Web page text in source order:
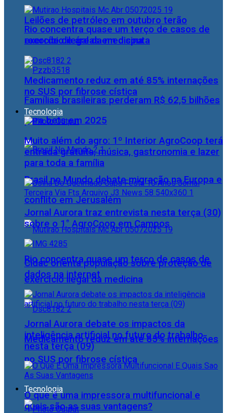
Leilões de petróleo em outubro terão
recorde de áreas em disputa
Famílias brasileiras perderam R$ 62,5 bilhões
para bets em 2025
Brasil no Mundo debate migração na Europa e
conflito em Jerusalém
Rio concentra quase um terço de casos de
exercício ilegal da medicina
Medicamento reduz em até 85% internações
no SUS por fibrose cística
Tecnologia
Rio concentra quase um terço de casos de
exercício ilegal da medicina
Medicamento reduz em até 85% internações
no SUS por fibrose cística
Tecnologia
Muito além do agro: 1º Interior AgroCoop terá
entrada gratuita, música, gastronomia e lazer
para toda a família
Jornal Aurora traz entrevista nesta terça (30)
sobre o 1° AgroCoop em Campos
Cidac orienta população sobre proteção de
dados na internet
Jornal Aurora debate os impactos da
inteligência artificial no futuro do trabalho
nesta terça (09)
O que é uma impressora multifuncional e
quais são as suas vantagens?